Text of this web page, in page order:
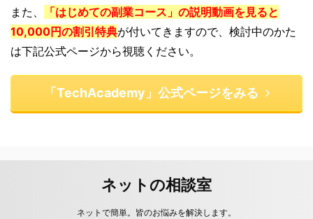
また、
「はじめての副業コース」の説明動画を見ると
10,000円の割引特典が付いてきますので、検討中のかた
は下記公式ページから視聴ください。
「TechAcademy」公式ページをみる
ネットの相談室
ネットで簡単。皆のお悩みを解決します。